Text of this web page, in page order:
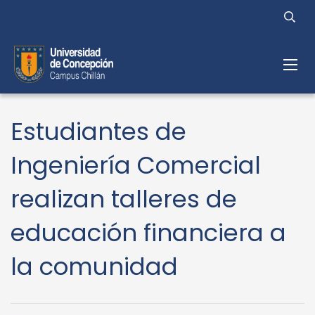
Estudiantes de
Ingeniería Comercial
realizan talleres de
educación financiera a
la comunidad